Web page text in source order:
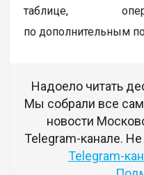
таблице,
по дополнительным
Надоело читать
Мы собрали все
новости
Telegram-канале.
Telegram-